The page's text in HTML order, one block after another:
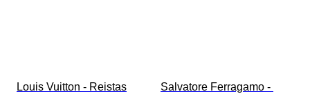
Louis Vuitton - Reistas
Salvatore Ferragamo -